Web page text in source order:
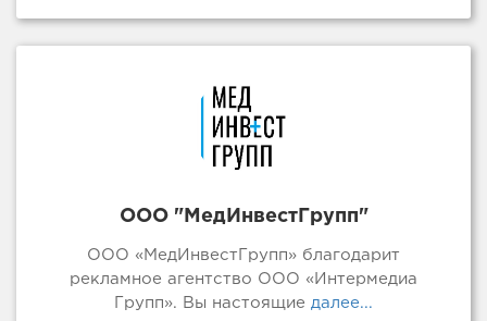
ООО "МедИнвестГрупп"
ООО «МедИнвестГрупп» благодарит
рекламное агентство ООО «Интермедиа
Групп». Вы настоящие далее...